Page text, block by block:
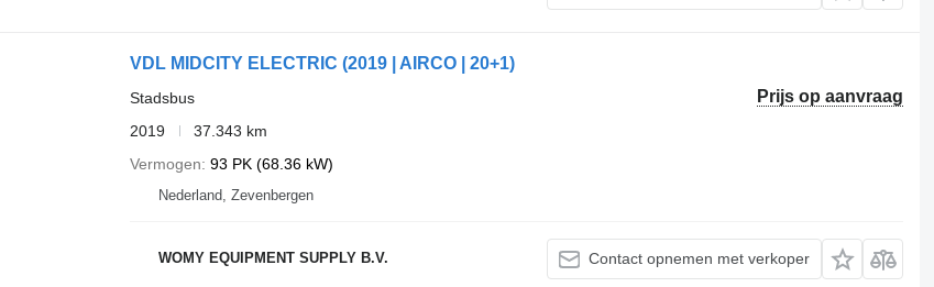
VDL MIDCITY ELECTRIC (2019 | AIRCO | 20+1)
Prijs op aanvraag
Stadsbus
2019
37.343 km
Vermogen 93 PK (68.36 kW)
Nederland, Zevenbergen
WOMY EQUIPMENT SUPPLY B.V. Contact opnemen met verkoper